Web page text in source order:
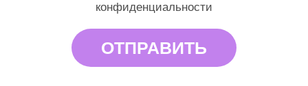
конфиденциальности